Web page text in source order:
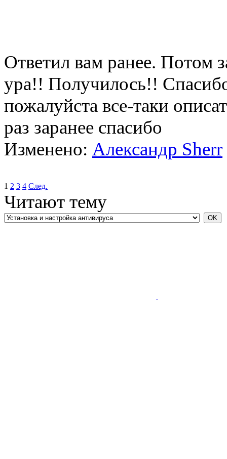
Ответил вам ранее. Потом
ура!! Получилось!!
пожалуйста все-таки
раз заранее спасибо
Изменено: Александр Sherr
1 2 3 4 След.
Читают тему